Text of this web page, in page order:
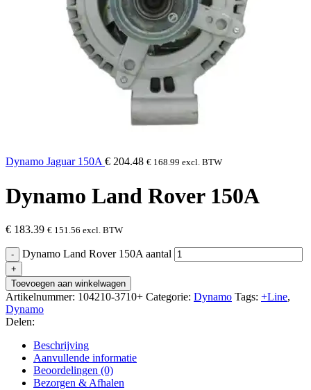
Dynamo Jaguar 150A € 204.48 € 168.99 excl. BTW
Dynamo Land Rover 150A
€ 183.39 € 151.56 excl. BTW
Dynamo Land Rover 150A aantal
Toevoegen aan winkelwagen
Artikelnummer: 104210-3710+ Categorie: Dynamo Tags: +Line,
Dynamo
Delen:
Beschrijving
Aanvullende informatie
Beoordelingen (0)
Bezorgen & Afhalen